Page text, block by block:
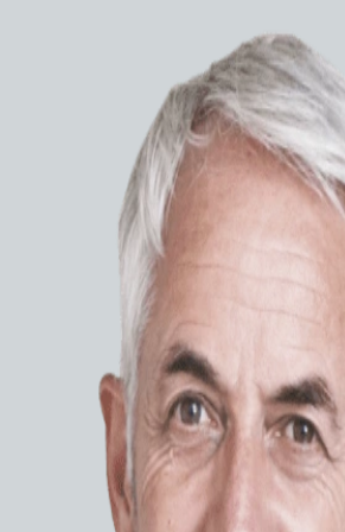
Лучевая диагностика
Эндоскопия
Бронхофиброскопы
Видеобронхоскопы
Видеогастроскопы
Видеодуоденоскопы
Видеоколоноскопы
Видеопроцессоры
Видеориноларингоскопы
Видеоцистоскопы
Видеоэндоскопические
Гастрофиброскопы
Источники света